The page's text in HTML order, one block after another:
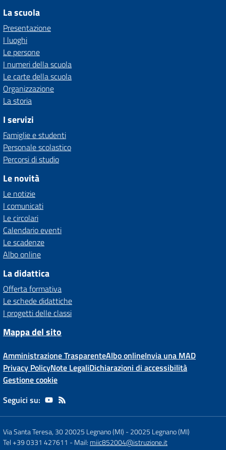
La scuola
Presentazione
I luoghi
Le persone
I numeri della scuola
Le carte della scuola
Organizzazione
La storia
I servizi
Famiglie e studenti
Personale scolastico
Percorsi di studio
Le novità
Le notizie
I comunicati
Le circolari
Calendario eventi
Le scadenze
Albo online
La didattica
Offerta formativa
Le schede didattiche
I progetti delle classi
Mappa del sito
Amministrazione TrasparenteAlbo onlineInvia una MAD
Privacy PolicyNote LegaliDichiarazioni di accessibilità
Gestione cookie
Seguici su:
Via Santa Teresa, 30 20025 Legnano (MI) -20025 Legnano (MI)
Tel +39 0331 427611 - Mail: miic852004@istruzione.it